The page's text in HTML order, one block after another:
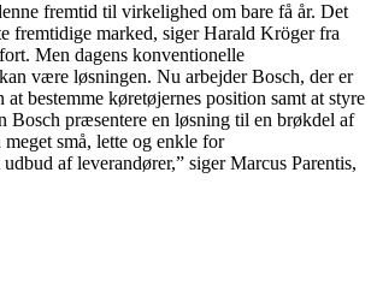
fremtid til virkelighed om bare få år. Det
fremtidige marked, siger Harald Kröger fra
Men dagens konventionelle
være løsningen. Nu arbejder Bosch, der er
bestemme køretøjernes position samt at styre
Bosch præsentere en løsning til en brøkdel af
små, lette og enkle for
af leverandører,” siger Marcus Parentis,